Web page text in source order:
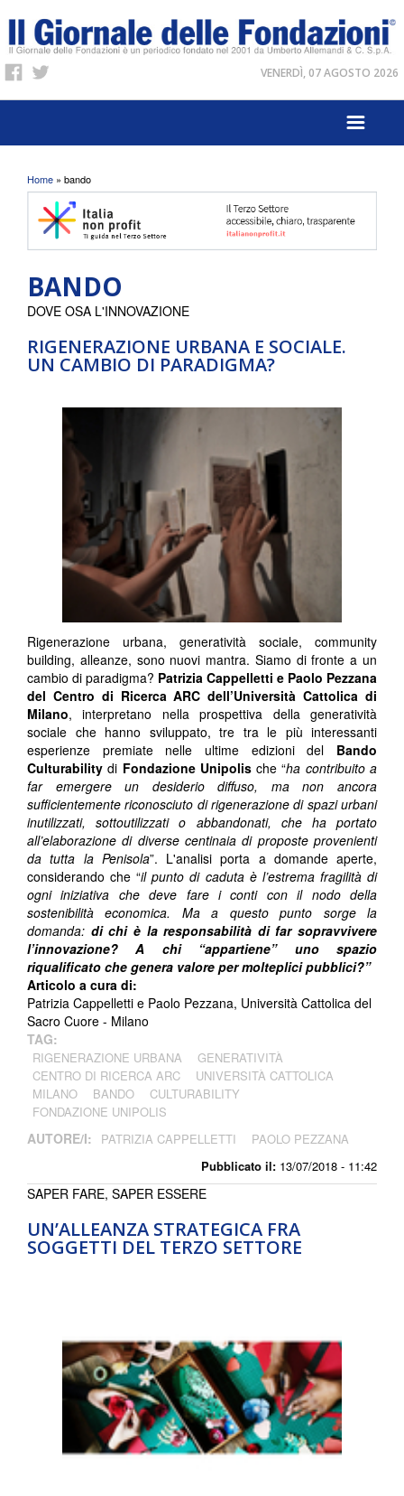
VENERDÌ, 07 AGOSTO 2026
Tu sei qui
Home » bando
BANDO
RIGENERAZIONE URBANA E SOCIALE.
UN CAMBIO DI PARADIGMA?
Pubblicato il: 13/07/2018 - 11:42
DOVE OSA L'INNOVAZIONE
Rigenerazione urbana, generatività sociale, community
building, alleanze, sono nuovi mantra. Siamo di fronte a un
cambio di paradigma? Patrizia Cappelletti e Paolo Pezzana
del Centro di Ricerca ARC dell’Università Cattolica di
Milano, interpretano nella prospettiva della generatività
sociale che hanno sviluppato, tre tra le più interessanti
esperienze premiate nelle ultime edizioni del Bando
Culturability di Fondazione Unipolische “ha contribuito a
far emergere un desiderio diffuso, ma non ancora
sufficientemente riconosciuto di rigenerazione di spazi urbani
inutilizzati, sottoutilizzati o abbandonati, che ha portato
all’elaborazione di diverse centinaia di proposte provenienti
da tutta la Penisola”. L'analisi porta a domande aperte,
considerando che “il punto di caduta è l’estrema fragilità di
ogni iniziativa che deve fare i conti con il nodo della
sostenibilità economica. Ma a questo punto sorge la
domanda: di chi è la responsabilità di far sopravvivere
l’innovazione? A chi “appartiene” uno spazio
riqualificato che genera valore per molteplici pubblici?”
Articolo a cura di:
Patrizia Cappelletti e Paolo Pezzana, Università Cattolica del
Sacro Cuore - Milano
TAG:
RIGENERAZIONE URBANA
GENERATIVITÀ
CENTRO DI RICERCA ARC
UNIVERSITÀ CATTOLICA
MILANO
BANDO
CULTURABILITY
FONDAZIONE UNIPOLIS
AUTORE/I: PATRIZIA CAPPELLETTI PAOLO PEZZANA
UN’ALLEANZA STRATEGICA FRA
SOGGETTI DEL TERZO SETTORE
SAPER FARE, SAPER ESSERE